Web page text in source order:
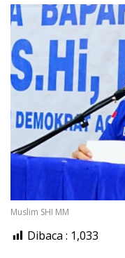
Muslim SHI MM
Dibaca : 1,033